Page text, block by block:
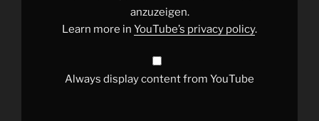
anzuzeigen.
Learn more in YouTube’s privacy policy.
Always display content from YouTube